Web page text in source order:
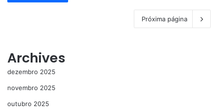
Próxima página
Archives
dezembro 2025
novembro 2025
outubro 2025